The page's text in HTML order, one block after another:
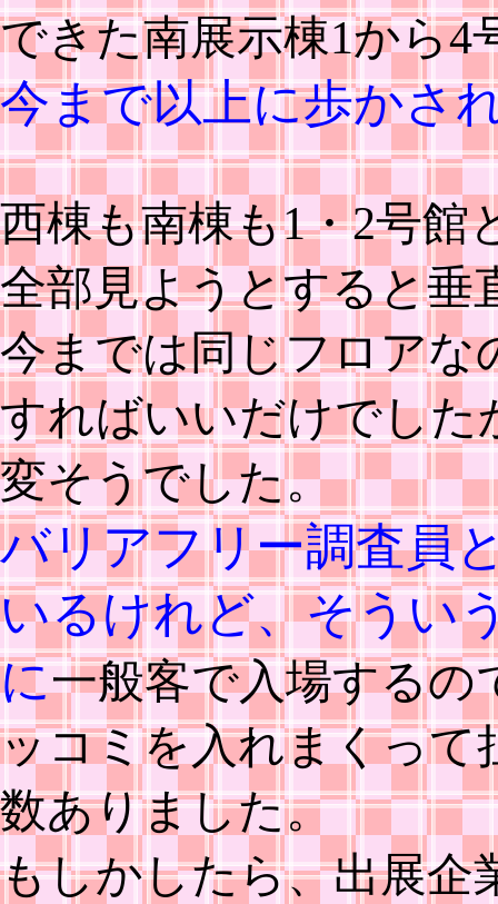
できた南展示棟1から4
今まで以上に歩かさ
西棟も南棟も1・2号館
全部見ようとすると垂
今までは同じフロアな
すればいいだけでした
変そうでした。
バリアフリー調査員
いるけれど、そうい
に一般客で入場するの
ッコミを入れまくって
数ありました。
もしかしたら、出展企